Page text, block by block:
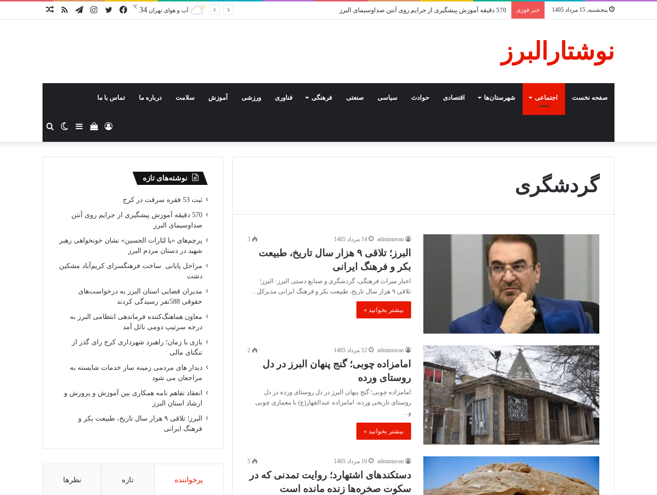
پنجشنبه, 15 مرداد 1405 خبر فوری 570 دقیقه آموزش پیشگیری از جرایم روی آنتن صداوسیمای البرز نوشتهخوراکتلگرام
اینستاگرامتوییتر فیس آب و هوای تهران 34
℃
نوشتارالبرز
صفحه نخست اجتماعی شهرستان‌ها اقتصادی حوادث سیاسی صنعتی فرهنگی فناوری ورزشی آموزش سلامت درباره ما تماس با ما
جستجو
برای
تغییر
پوسته
سایدباردیدن
سبد
ورود
گردشگری
admintavan 14 مرداد 1405 3
البرز؛ تلاقی ۹ هزار سال تاریخ، طبیعت
بکر و فرهنگ ایرانی
اخبار میراث فرهنگی، گردشگری و صنایع دستی البرز: البرز؛
تلاقی ۹ هزار سال تاریخ، طبیعت بکر و فرهنگ ایرانی مدیرکل…
بیشتر بخوانید »
admintavan 12 مرداد 1405 2
امامزاده چوبی؛ گنج پنهان البرز در دل
روستای ورده
امامزاده چوبی؛ گنج پنهان البرز در دل روستای ورده در دل
روستای تاریخی ورده، امامزاده عبدالقهار(ع) با معماری چوبی
و…
بیشتر بخوانید »
admintavan 10 مرداد 1405 5
دستکندهای اشتهارد؛ روایت تمدنی که در
سکوت صخره‌ها زنده مانده است
نوشته‌های تازه
ثبت 53 فقره سرقت در کرج
570 دقیقه آموزش پیشگیری از جرایم روی آنتن
صداوسیمای البرز
پرچم‌های «یا لثارات الحسین» نشان خونخواهی رهبر
شهید در دستان مردم البرز
مراحل پایانی ساخت فرهنگسرای کریم‌آباد مشکین
دشت
مدیران قضایی استان البرز به درخواست‌های
حقوقی 588نفر رسیدگی کردند
معاون هماهنگ‌کننده فرماندهی انتظامی البرز به
درجه سرتیپ دومی نائل آمد
بازی با زمان؛ راهبرد شهرداری کرج رای گذر از
تنگنای مالی
دیدار های مردمی زمینه ساز خدمات شایسته به
مراجعان می شود
انعقاد تفاهم نامه همکاری بین آموزش و پرورش و
ارشاد استان البرز
البرز؛ تلاقی ۹ هزار سال تاریخ، طبیعت بکر و
فرهنگ ایرانی
پرخواننده تازه نظرها